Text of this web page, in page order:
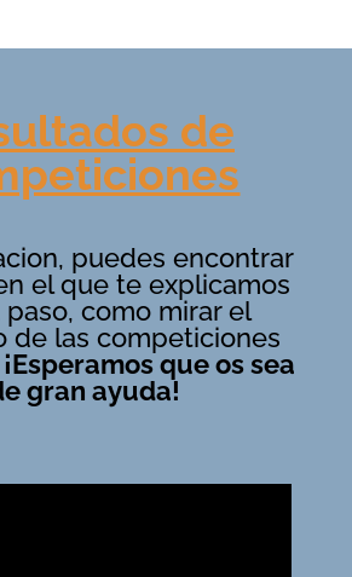
de
puedes encontrar
el que te explicamos
paso, como mirar el
de las competiciones
¡Esperamos que os sea
gran ayuda!